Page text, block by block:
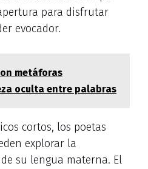
para disfrutar
evocador.
metáforas
oculta entre palabras
cortos, los poetas
explorar la
su lengua materna. El